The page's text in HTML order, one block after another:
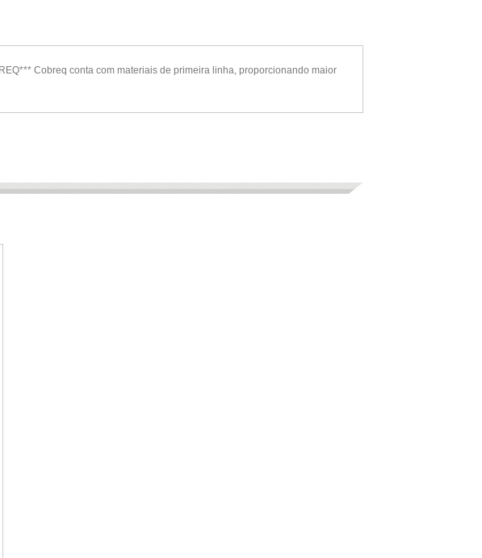
Cobreq conta com materiais de primeira linha, proporcionando maior